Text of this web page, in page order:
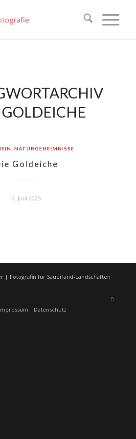
GOLDEICHE
NATURGEHEIMNISSE
Goldeiche
3. Juni 2025
| Fotografin für Sauerland-Landschaften
Datenschutz